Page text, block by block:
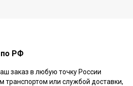
по РФ
заказ в любую точку России
транспортом или службой доставки,